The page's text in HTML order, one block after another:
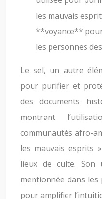
les mauvais
**voyance**
les personnes
Le sel, un autre
pour purifier et
des documents
montrant
communautés afro-
les mauvais esprits
lieux de culte. Son
mentionnée dans
pour amplifier